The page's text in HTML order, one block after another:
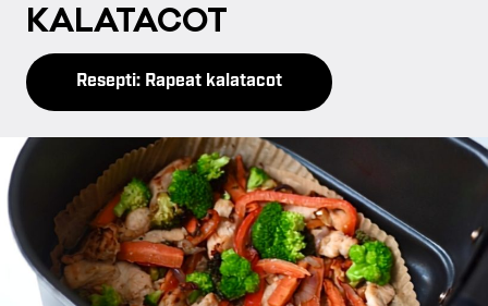
KA­LA­TA­COT
Resepti: Rapeat kalatacot